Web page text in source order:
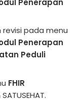
pada menu
Penerapan
Peduli
FHIR